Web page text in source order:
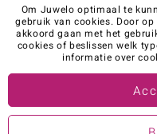
Algemene
Colofon
Visit our
Om Juwelo optimaal te
gebruik van cookies. Door
akkoord gaan met het
cookies of beslissen welk
informatie over